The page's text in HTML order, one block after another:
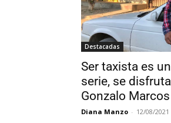
Destacadas
Ser taxista es
serie, se
Gonzalo
Diana Manzo - 12/08/2021